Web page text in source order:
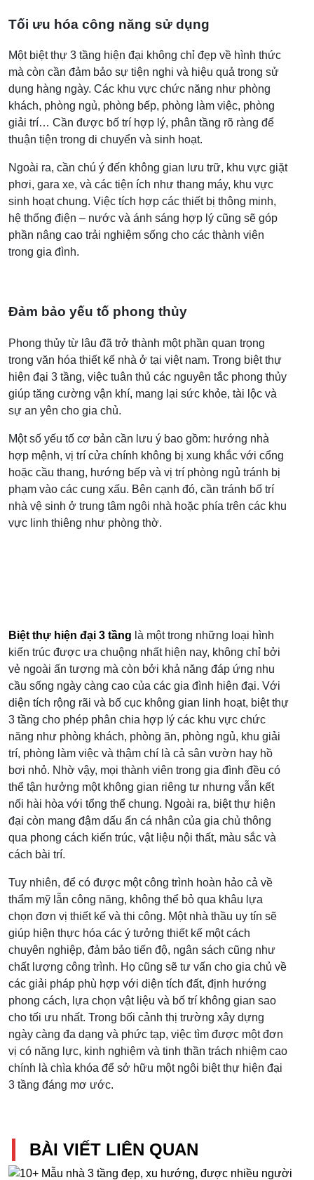
Tối ưu hóa công năng sử dụng
Một biệt thự 3 tầng hiện đại không chỉ đẹp về hình thức
mà còn cần đảm bảo sự tiện nghi và hiệu quả trong sử
dụng hàng ngày. Các khu vực chức năng như phòng
khách, phòng ngủ, phòng bếp, phòng làm việc, phòng
giải trí… Cần được bố trí hợp lý, phân tầng rõ ràng để
thuận tiện trong di chuyển và sinh hoạt.
Ngoài ra, cần chú ý đến không gian lưu trữ, khu vực giặt
phơi, gara xe, và các tiện ích như thang máy, khu vực
sinh hoạt chung. Việc tích hợp các thiết bị thông minh,
hệ thống điện – nước và ánh sáng hợp lý cũng sẽ góp
phần nâng cao trải nghiệm sống cho các thành viên
trong gia đình.
Đảm bảo yếu tố phong thủy
Phong thủy từ lâu đã trở thành một phần quan trọng
trong văn hóa thiết kế nhà ở tại việt nam. Trong biệt thự
hiện đại 3 tầng, việc tuân thủ các nguyên tắc phong thủy
giúp tăng cường vận khí, mang lại sức khỏe, tài lộc và
sự an yên cho gia chủ.
Một số yếu tố cơ bản cần lưu ý bao gồm: hướng nhà
hợp mệnh, vị trí cửa chính không bị xung khắc với cổng
hoặc cầu thang, hướng bếp và vị trí phòng ngủ tránh bị
phạm vào các cung xấu. Bên cạnh đó, cần tránh bố trí
nhà vệ sinh ở trung tâm ngôi nhà hoặc phía trên các khu
vực linh thiêng như phòng thờ.
Biệt thự hiện đại 3 tầng là một trong những loại hình
kiến trúc được ưa chuộng nhất hiện nay, không chỉ bởi
vẻ ngoài ấn tượng mà còn bởi khả năng đáp ứng nhu
cầu sống ngày càng cao của các gia đình hiện đại. Với
diện tích rộng rãi và bố cục không gian linh hoạt, biệt thự
3 tầng cho phép phân chia hợp lý các khu vực chức
năng như phòng khách, phòng ăn, phòng ngủ, khu giải
trí, phòng làm việc và thậm chí là cả sân vườn hay hồ
bơi nhỏ. Nhờ vậy, mọi thành viên trong gia đình đều có
thể tận hưởng một không gian riêng tư nhưng vẫn kết
nối hài hòa với tổng thể chung. Ngoài ra, biệt thự hiện
đại còn mang đậm dấu ấn cá nhân của gia chủ thông
qua phong cách kiến trúc, vật liệu nội thất, màu sắc và
cách bài trí.
Tuy nhiên, để có được một công trình hoàn hảo cả về
thẩm mỹ lẫn công năng, không thể bỏ qua khâu lựa
chọn đơn vị thiết kế và thi công. Một nhà thầu uy tín sẽ
giúp hiện thực hóa các ý tưởng thiết kế một cách
chuyên nghiệp, đảm bảo tiến độ, ngân sách cũng như
chất lượng công trình. Họ cũng sẽ tư vấn cho gia chủ về
các giải pháp phù hợp với diện tích đất, định hướng
phong cách, lựa chọn vật liệu và bố trí không gian sao
cho tối ưu nhất. Trong bối cảnh thị trường xây dựng
ngày càng đa dạng và phức tạp, việc tìm được một đơn
vị có năng lực, kinh nghiệm và tinh thần trách nhiệm cao
chính là chìa khóa để sở hữu một ngôi biệt thự hiện đại
3 tầng đáng mơ ước.
BÀI VIẾT LIÊN QUAN